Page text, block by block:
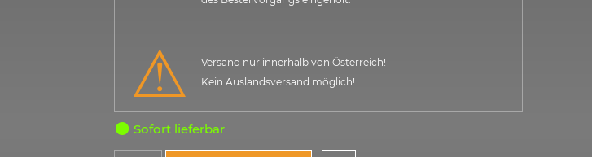
Versand nur innerhalb von Österreich!
Kein Auslandsversand möglich!
Sofort lieferbar